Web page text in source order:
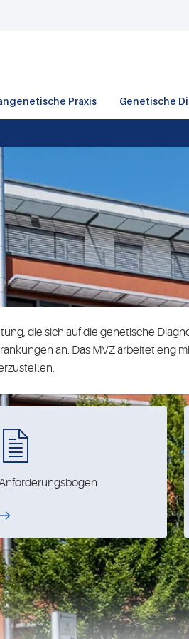
Praxis Genetische
die sich auf die genetische
an. Das MVZ arbeitet eng